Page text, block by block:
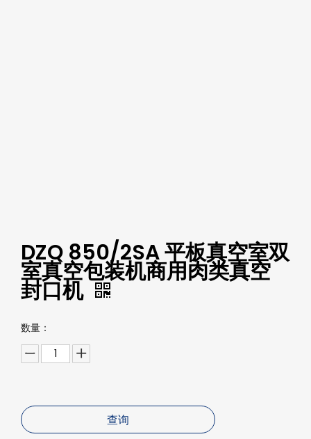
DZQ 850/2SA 平板真空室双
室真空包装机商用肉类真空
封口机
数量：
查询